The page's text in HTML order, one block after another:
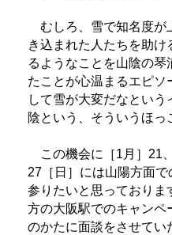
むしろ、雪で知名度が
き込まれた人たちを助
るようなことを山陰の
たことが心温まるエピソ
して雪が大変だなとい
陰という、そういうほっ
この機会に［1月］21
27［日］には山陽方面
参りたいと思っておりま
方の大阪駅でのキャンペ
のかたに面談をさせてい